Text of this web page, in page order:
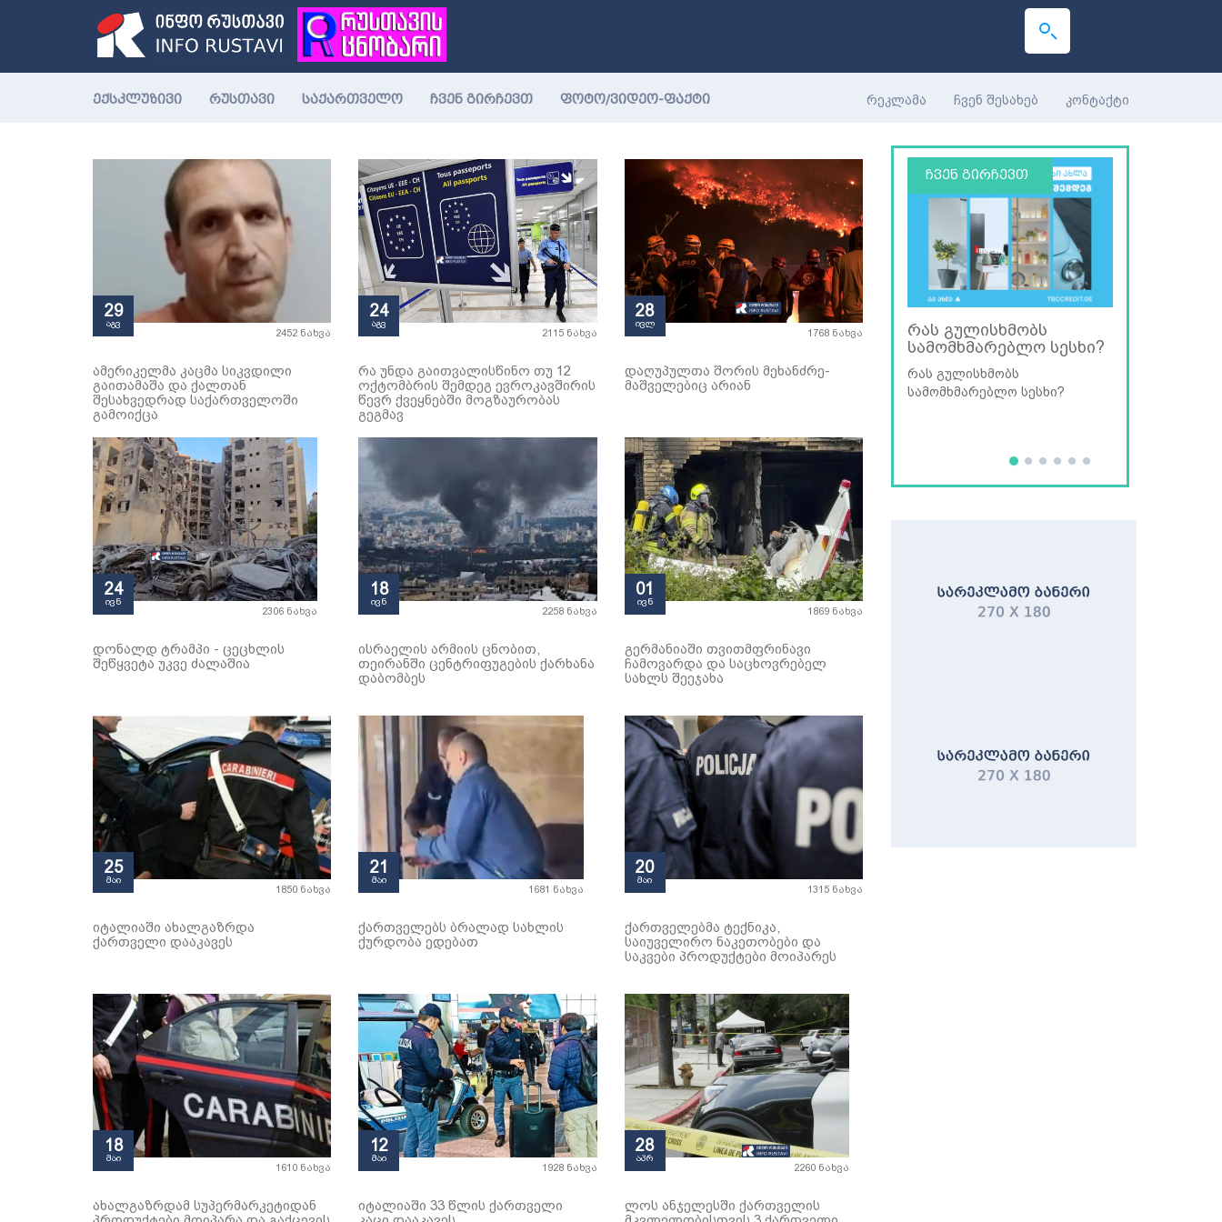
ექსკლუზივი რუსთავი საქართველო ჩვენ გირჩევთ ფოტო/ვიდეო-ფაქტი რეკლამა ჩვენ შესახებ კონტაქტი
29
აგვ
2452 ნახვა
ამერიკელმა კაცმა სიკვდილი
გაითამაშა და ქალთან
შესახვედრად საქართველოში
გამოიქცა
24
აგვ
2115 ნახვა
რა უნდა გაითვალისწინო თუ 12
ოქტომბრის შემდეგ ევროკავშირის
წევრ ქვეყნებში მოგზაურობას
გეგმავ
28
ივლ
1768 ნახვა
დაღუპულთა შორის მეხანძრე-
მაშველებიც არიან
24
ივნ
2306 ნახვა
დონალდ ტრამპი - ცეცხლის
შეწყვეტა უკვე ძალაშია
18
ივნ
2258 ნახვა
ისრაელის არმიის ცნობით,
თეირანში ცენტრიფუგების ქარხანა
დაბომბეს
01
ივნ
1869 ნახვა
გერმანიაში თვითმფრინავი
ჩამოვარდა და საცხოვრებელ
სახლს შეეჯახა
25
მაი
1850 ნახვა
იტალიაში ახალგაზრდა
ქართველი დააკავეს
21
მაი
1681 ნახვა
ქართველებს ბრალად სახლის
ქურდობა ედებათ
20
მაი
1315 ნახვა
ქართველებმა ტექნიკა,
საიუველირო ნაკეთობები და
საკვები პროდუქტები მოიპარეს
18
მაი
1610 ნახვა
ახალგაზრდამ სუპერმარკეტიდან
12
მაი
1928 ნახვა
იტალიაში 33 წლის ქართველი
28
აპრ
2260 ნახვა
ლოს ანჯელესში ქართველის
ჩვენ გირჩევთ
რას გულისხმობს
სამომხმარებლო სესხი?
რას გულისხმობს
სამომხმარებლო სესხი?